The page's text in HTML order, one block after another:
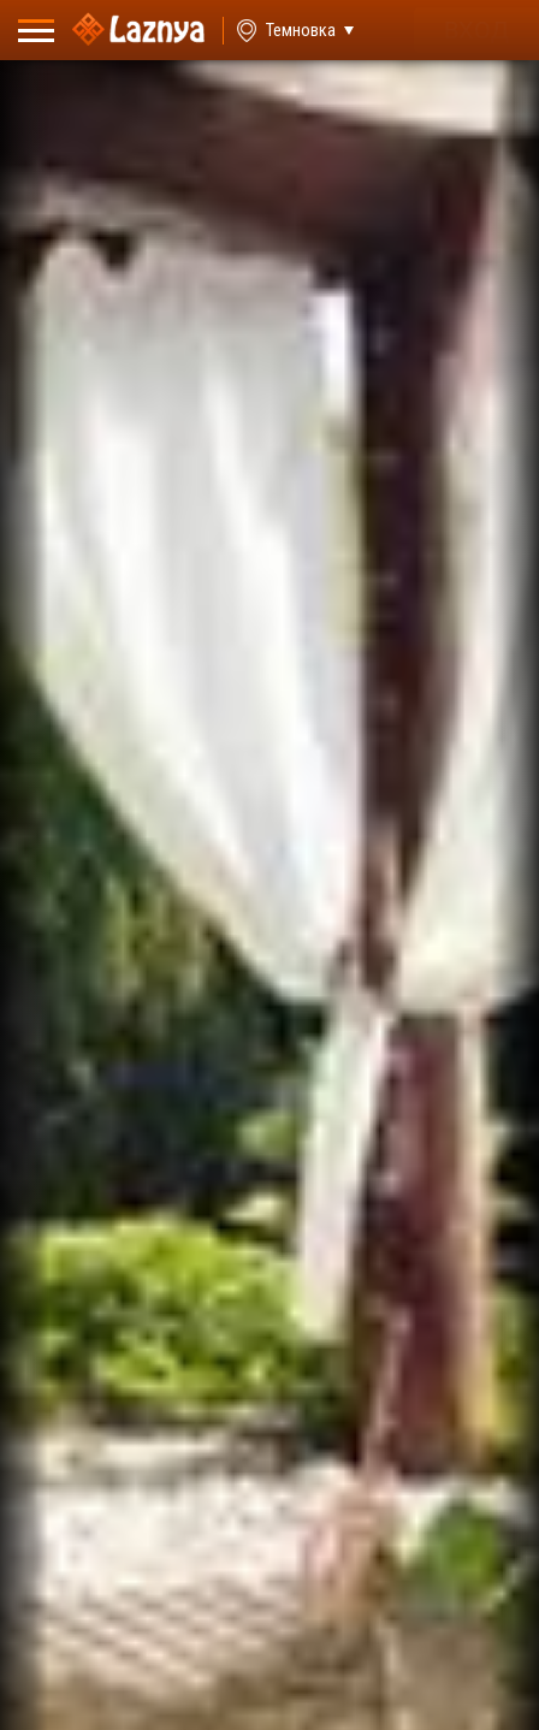
Темновка